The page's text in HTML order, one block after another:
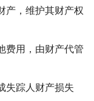
，维护其财产权
用，由财产代管
踪人财产损失